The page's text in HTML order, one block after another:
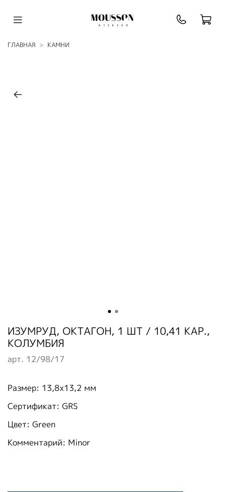
ГЛАВНАЯ КАМНИ
арт. 12/98/17
ИЗУМРУД, ОКТАГОН, 1 ШТ / 10,41 КАР.,
КОЛУМБИЯ
Размер: 13,8х13,2 мм
Сертификат: GRS
Цвет: Green
Комментарий: Minor